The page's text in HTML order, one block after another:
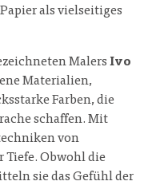
als vielseitiges
Malers Ivo
Materialien,
Farben, die
schaffen. Mit
von
Tiefe. Obwohl die
sie das Gefühl der